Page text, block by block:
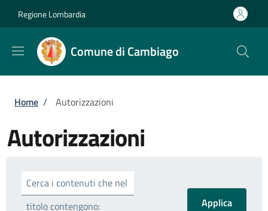
Regione Lombardia
Comune di Cambiago
Briciole di pane
Home / Autorizzazioni
Autorizzazioni
Cerca i contenuti che nel
titolo contengono: